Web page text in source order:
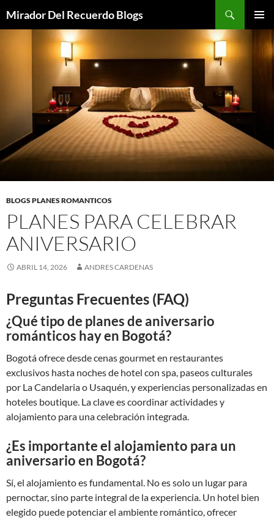
Mirador Del Recuerdo Blogs
MENÚ
BLOGS PLANES ROMANTICOS
PLANES PARA CELEBRAR
ANIVERSARIO
ABRIL 14, 2026 ANDRES CARDENAS
Preguntas Frecuentes (FAQ)
¿Qué tipo de planes de aniversario
románticos hay en Bogotá?
Bogotá ofrece desde cenas gourmet en restaurantes
exclusivos hasta noches de hotel con spa, paseos culturales
por La Candelaria o Usaquén, y experiencias personalizadas en
hoteles boutique. La clave es coordinar actividades y
alojamiento para una celebración integrada.
¿Es importante el alojamiento para un
aniversario en Bogotá?
Sí, el alojamiento es fundamental. No es solo un lugar para
pernoctar, sino parte integral de la experiencia. Un hotel bien
elegido puede potenciar el ambiente romántico, ofrecer